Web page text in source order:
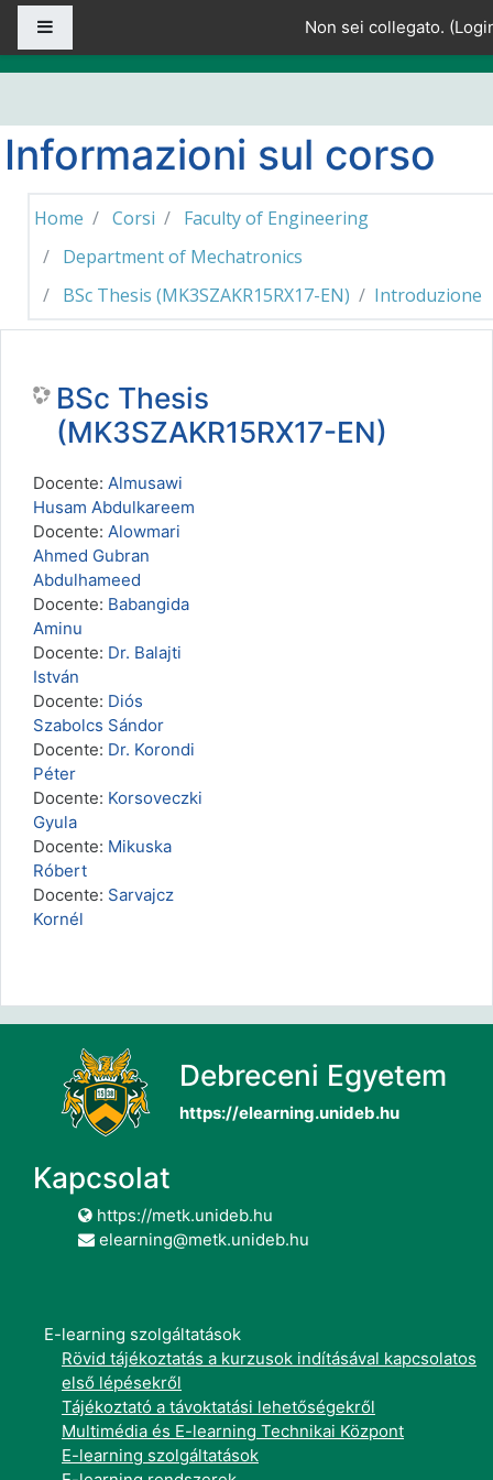
Vai al contenuto principale
Non sei collegato. (
Informazioni sul corso
Home Corsi
Faculty of Engineering
Department of Mechatronics
BSc Thesis (MK3SZAKR15RX17-EN)
Introduzione
BSc Thesis
(MK3SZAKR15RX17-EN)
Docente: Almusawi
Husam Abdulkareem
Docente: Alowmari
Ahmed Gubran
Abdulhameed
Docente: Babangida
Aminu
Docente: Dr. Balajti
István
Docente: Diós
Szabolcs Sándor
Docente: Dr. Korondi
Péter
Docente: Korsoveczki
Gyula
Docente: Mikuska
Róbert
Docente: Sarvajcz
Kornél
Debreceni Egyetem
https://elearning.unideb.hu
Kapcsolat
https://metk.unideb.hu
elearning@metk.unideb.hu
E-learning szolgáltatások
Rövid tájékoztatás a kurzusok indításával kapcsolatos
első lépésekről
Tájékoztató a távoktatási lehetőségekről
Multimédia és E-learning Technikai Központ
E-learning szolgáltatások